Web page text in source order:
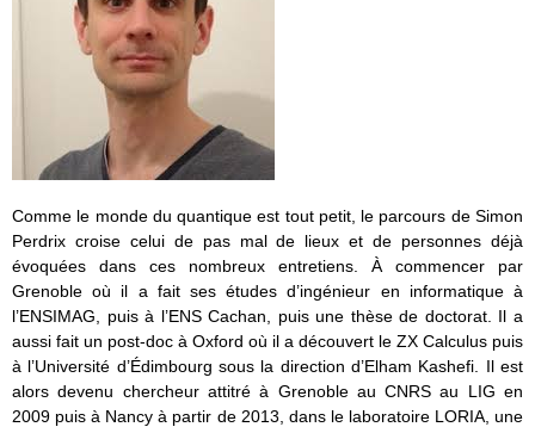
Comme le monde du quantique est tout petit, le parcours de Simon
Perdrix croise celui de pas mal de lieux et de personnes déjà
évoquées dans ces nombreux entretiens. À commencer par
Grenoble où il a fait ses études d’ingénieur en informatique à
l’ENSIMAG, puis à l’ENS Cachan, puis une thèse de doctorat. Il a
aussi fait un post-doc à Oxford où il a découvert le ZX Calculus puis
à l’Université d’Édimbourg sous la direction d’Elham Kashefi. Il est
alors devenu chercheur attitré à Grenoble au CNRS au LIG en
2009 puis à Nancy à partir de 2013, dans le laboratoire LORIA, une